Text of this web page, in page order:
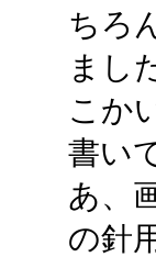
ちろ
まし
こか
書い
あ、
の針